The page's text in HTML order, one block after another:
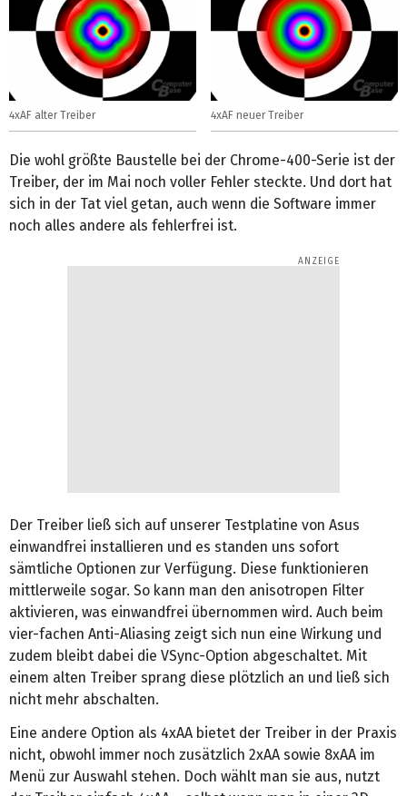
4xAF alter Treiber 4xAF neuer Treiber
Die wohl größte Baustelle bei der Chrome-400-Serie ist der
Treiber, der im Mai noch voller Fehler steckte. Und dort hat
sich in der Tat viel getan, auch wenn die Software immer
noch alles andere als fehlerfrei ist.
Der Treiber ließ sich auf unserer Testplatine von Asus
einwandfrei installieren und es standen uns sofort
sämtliche Optionen zur Verfügung. Diese funktionieren
mittlerweile sogar. So kann man den anisotropen Filter
aktivieren, was einwandfrei übernommen wird. Auch beim
vier-fachen Anti-Aliasing zeigt sich nun eine Wirkung und
zudem bleibt dabei die VSync-Option abgeschaltet. Mit
einem alten Treiber sprang diese plötzlich an und ließ sich
nicht mehr abschalten.
Eine andere Option als 4xAA bietet der Treiber in der Praxis
nicht, obwohl immer noch zusätzlich 2xAA sowie 8xAA im
Menü zur Auswahl stehen. Doch wählt man sie aus, nutzt